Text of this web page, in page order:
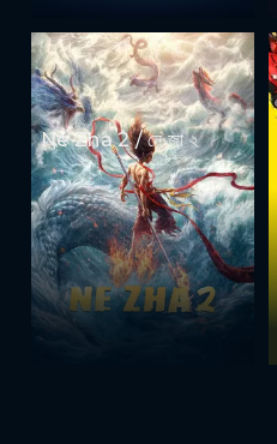
Ne Zha 2 / নে জা ২